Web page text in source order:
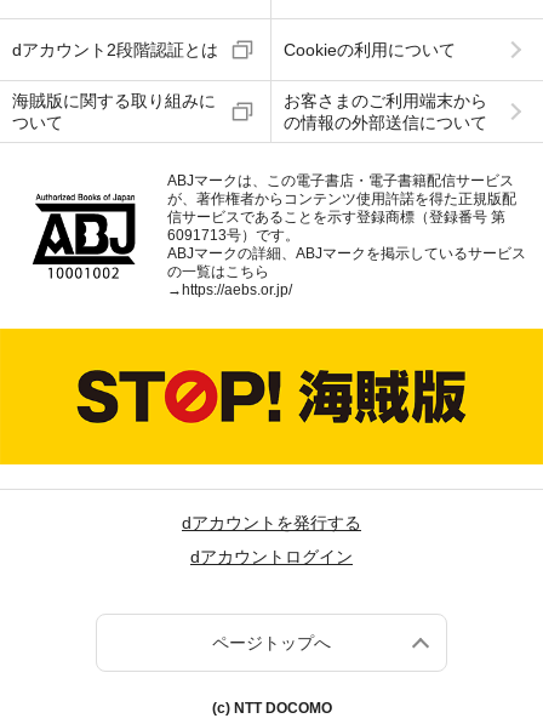
dアカウント2段階認証とは Cookieの利用について
海賊版に関する取り組みに
ついて
お客さまのご利用端末から
の情報の外部送信について
ABJマークは、この電子書店・電子書籍配信サービス
が、著作権者からコンテンツ使用許諾を得た正規版配
信サービスであることを示す登録商標（登録番号 第
6091713号）です。
ABJマークの詳細、ABJマークを掲示しているサービス
の一覧はこちら
→ https://aebs.or.jp/
dアカウントを発行する
dアカウントログイン
ページトップへ
(c) NTT DOCOMO